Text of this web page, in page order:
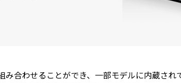
合わせることができ、一部モデルに内蔵さ